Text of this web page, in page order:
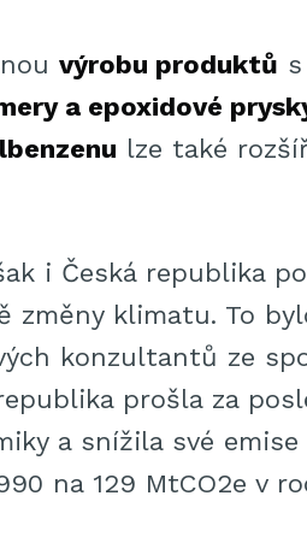
výrobu produktů
a epoxidové
lze také
i Česká republika
změny klimatu. To
konzultantů ze
prošla za
a snížila své
na 129 MtCO2e v